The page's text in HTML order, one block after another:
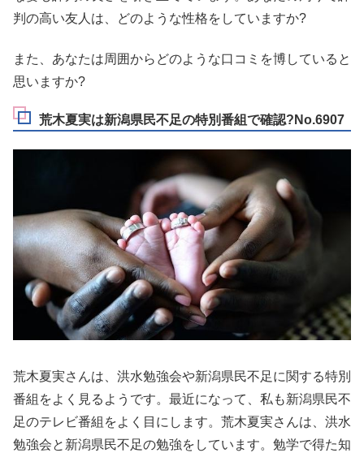
判の高い友人は、どのような性格をしていますか?
また、あなたは周囲からどのような口コミを博していると
思いますか?
荒木夏実は新潟県民不足の特別番組で確認?No.6907
荒木夏実さんは、洪水勉強会や新潟県民不足に関する特別
番組をよく見るようです。最近になって、私も新潟県民不
足のテレビ番組をよく目にします。荒木夏実さんは、洪水
勉強会と新潟県民不足の勉強をしています。勉学で得た知